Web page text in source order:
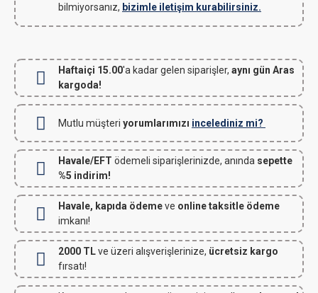
bilmiyorsanız, bizimle iletişim kurabilirsiniz.
Haftaiçi 15.00'a kadar gelen siparişler, aynı gün Aras
kargoda!
Mutlu müşteri yorumlarımızı incelediniz mi?
Havale/EFT ödemeli siparişlerinizde, anında sepette
%5 indirim!
Havale, kapıda ödemeve online taksitle ödeme
imkanı!
2000 TLve üzeri alışverişlerinize, ücretsiz kargo
fırsatı!